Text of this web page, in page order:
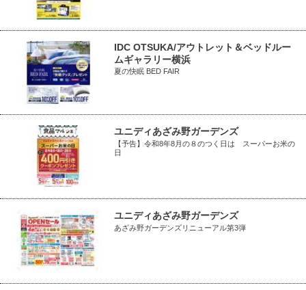
IDC OTSUKA/アウトレット＆ベッドルー
ムギャラリー横浜
夏の快眠 BED FAIR
ユニディあざみ野ガーデンズ
【予告】令和8年8月の８のつく日は スーパーお米の
日
ユニディあざみ野ガーデンズ
あざみ野ガーデンズリニューアル第3弾